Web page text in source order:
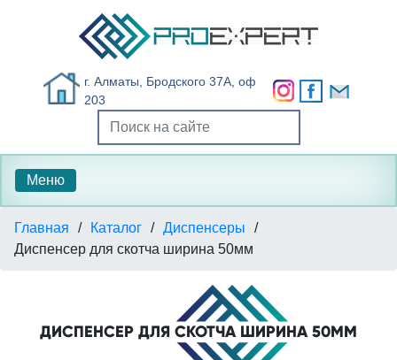
г. Алматы, Бродского 37А, оф
203
Меню
Главная / Каталог / Диспенсеры
/
Диспенсер для скотча ширина 50мм
ДИСПЕНСЕР ДЛЯ СКОТЧА ШИРИНА 50ММ